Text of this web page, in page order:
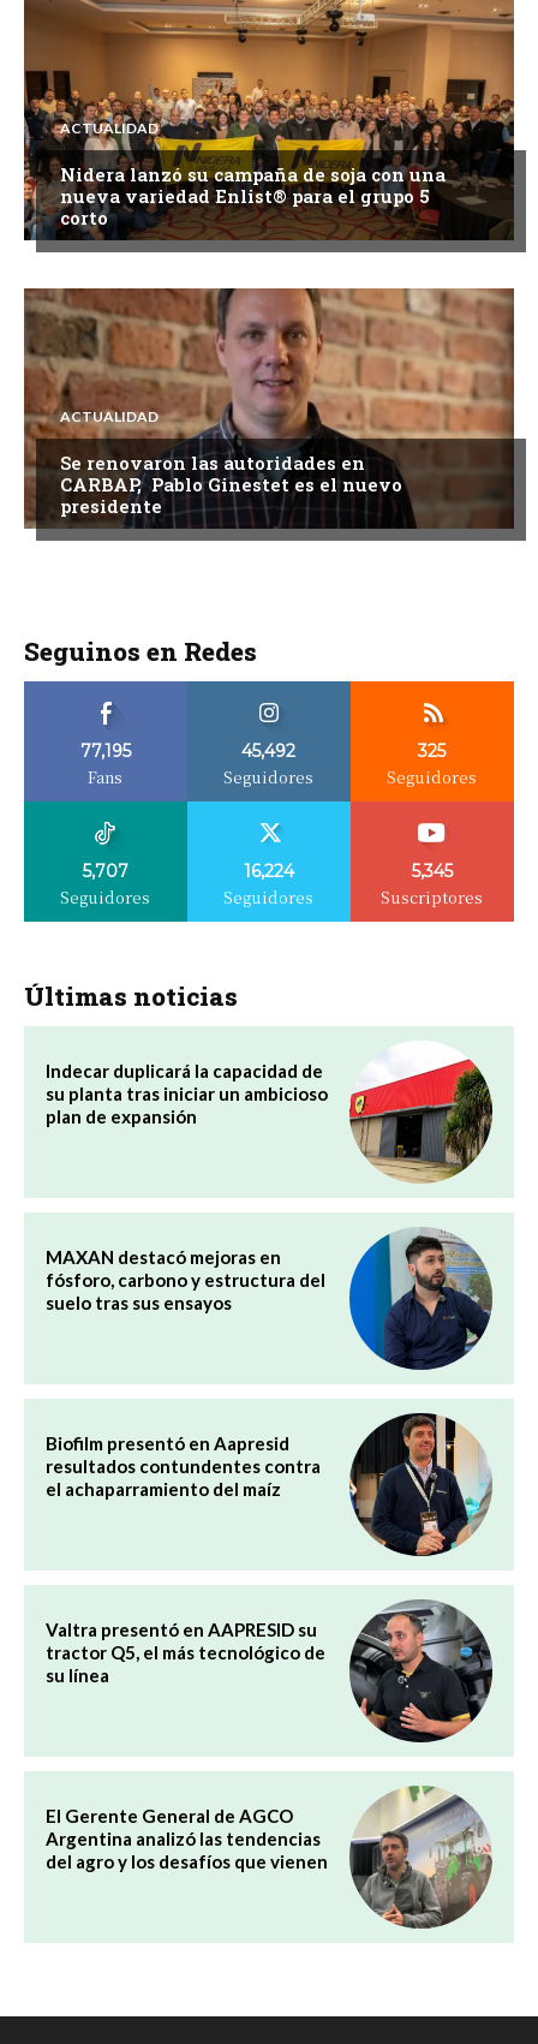
ACTUALIDAD
Nidera lanzó su campaña de soja con una
nueva variedad Enlist® para el grupo 5
corto
ACTUALIDAD
Se renovaron las autoridades en
CARBAP, Pablo Ginestet es el nuevo
presidente
Seguinos en Redes
77,195
Fans
45,492
Seguidores
325
Seguidores
5,707
Seguidores
16,224
Seguidores
5,345
Suscriptores
Últimas noticias
Indecar duplicará la capacidad de
su planta tras iniciar un ambicioso
plan de expansión
MAXAN destacó mejoras en
fósforo, carbono y estructura del
suelo tras sus ensayos
Biofilm presentó en Aapresid
resultados contundentes contra
el achaparramiento del maíz
Valtra presentó en AAPRESID su
tractor Q5, el más tecnológico de
su línea
El Gerente General de AGCO
Argentina analizó las tendencias
del agro y los desafíos que vienen